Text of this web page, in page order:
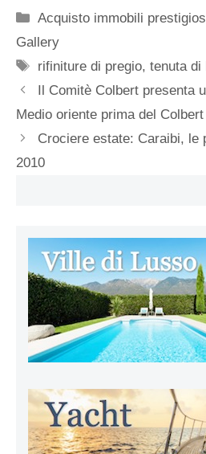
Categorie
Acquisto immobili
Gallery
Tag
rifiniture di pregio,tenuta di
Il Comitè Colbert presenta
Medio oriente prima del
Crociere estate: Caraibi, le
2010